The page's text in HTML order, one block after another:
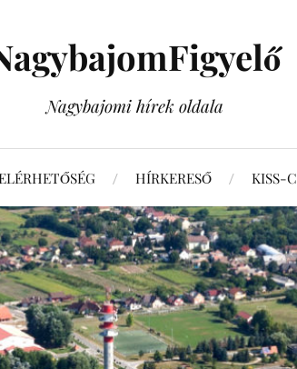
Nagybajomi hírek oldala
HÍRKERESŐ KISS-